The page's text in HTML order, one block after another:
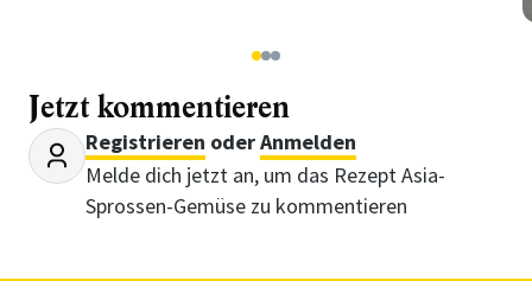
123
Jetzt kommentieren
Registrieren oderAnmelden
Melde dich jetzt an, um das Rezept Asia-
Sprossen-Gemüse zu kommentieren